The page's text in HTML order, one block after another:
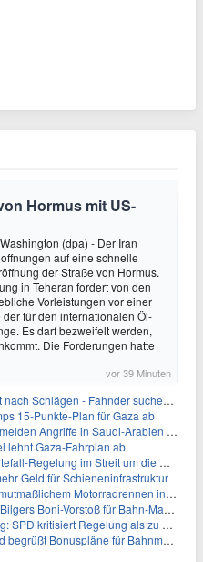
Hormus mit US-
(dpa) - Der Iran
auf eine schnelle
der Straße von Hormus.
in Teheran fordert von den
Vorleistungen vor einer
der für den internationalen Öl-
Es darf bezweifelt werden,
Die Forderungen hatte
vor 39 Minuten
Schlägen - Fahnder suchen Autofahrer
15-Punkte-Plan für Gaza ab
Angriffe in Saudi-Arabien und im Jemen
lehnt Gaza-Fahrplan ab
im Streit um die Rente mit 63?
Geld für Schieneninfrastruktur
Motorradrennen in Köln
Boni-Vorstoß für Bahn-Manager
kritisiert Regelung als zu streng
Bonuspläne für Bahnmanager